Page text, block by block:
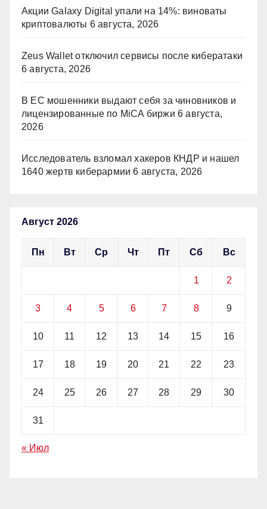
Акции Galaxy Digital упали на 14%: виноваты
криптовалюты 6 августа, 2026
Zeus Wallet отключил сервисы после кибератаки
6 августа, 2026
В ЕС мошенники выдают себя за чиновников и
лицензированные по MiCA биржи 6 августа,
2026
Исследователь взломал хакеров КНДР и нашел
1640 жертв киберармии 6 августа, 2026
Август 2026
Пн Вт Ср Чт Пт Сб Вс
1 2
3 4 5 6 7 8 9
10 11 12 13 14 15 16
17 18 19 20 21 22 23
24 25 26 27 28 29 30
31
« Июл